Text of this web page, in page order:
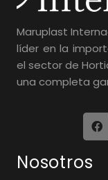
Maruplast
líder en la
el sector de
una completa
Nosotros